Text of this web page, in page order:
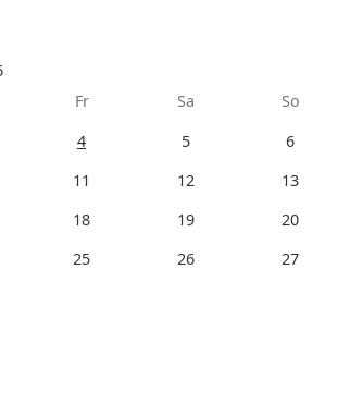
Fr Sa
So
4 5
6
11 12
13
18 19
20
25 26
27